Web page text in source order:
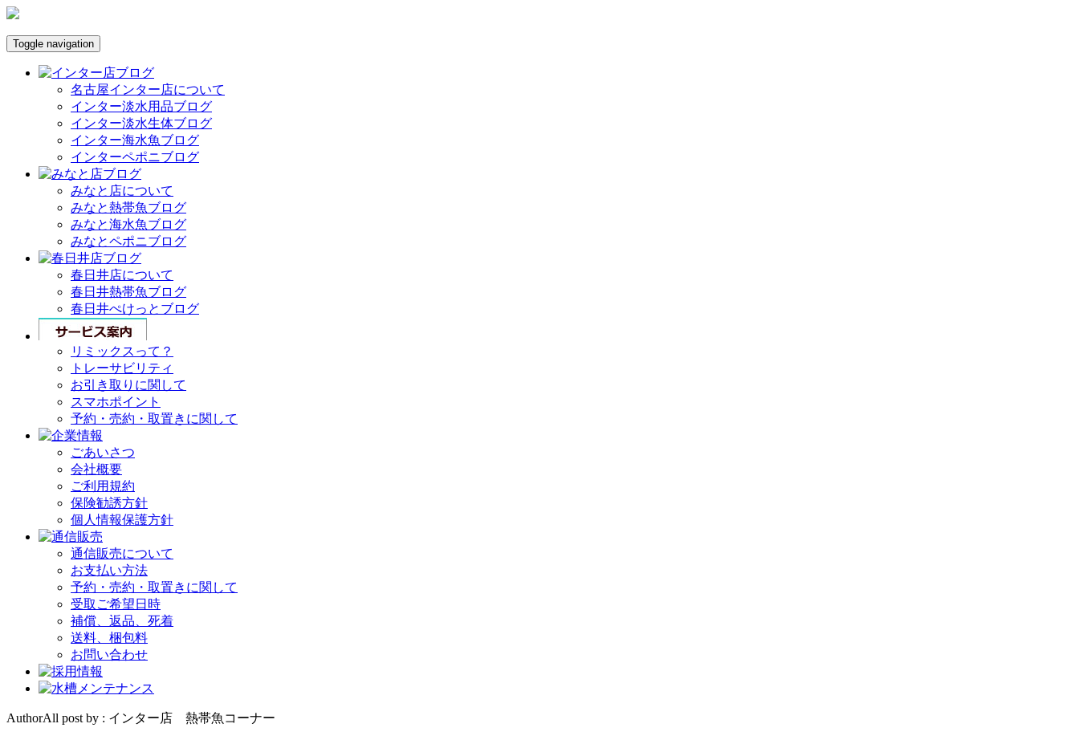
Toggle navigation
名古屋インター店について
インター淡水用品ブログ
インター淡水生体ブログ
インター海水魚ブログ
インターペポニブログ
みなと店について
みなと熱帯魚ブログ
みなと海水魚ブログ
みなとペポニブログ
春日井店について
春日井熱帯魚ブログ
春日井ぺけっとブログ
リミックスって？
トレーサビリティ
お引き取りに関して
スマホポイント
予約・売約・取置きに関して
ごあいさつ
会社概要
ご利用規約
保険勧誘方針
個人情報保護方針
通信販売について
お支払い方法
予約・売約・取置きに関して
受取ご希望日時
補償、返品、死着
送料、梱包料
お問い合わせ
AuthorAll post by : インター店 熱帯魚コーナー